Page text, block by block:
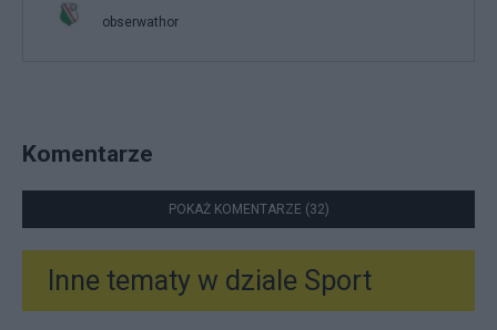
obserwathor
Komentarze
POKAŻ KOMENTARZE (32)
Inne tematy w dziale Sport